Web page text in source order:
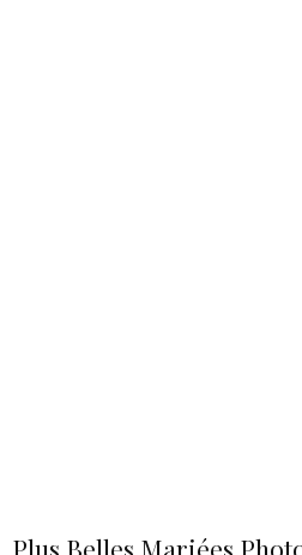
Plus Belles Mariées